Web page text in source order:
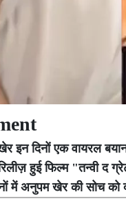
इन दिनों एक वायरल
हुई फिल्म "तन्वी द
अनुपम खेर की सोच को